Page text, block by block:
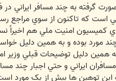
گرفته به چند مسافر ايراني
است که تاکنون از سوي مراجع
کميسيون امنيت ملي هم
مورد بوده و به همين دليل
به همين دليل توضيحات قبلي
ايراني و حتي اجبار چند
اين توهين ها بيش از يک مورد